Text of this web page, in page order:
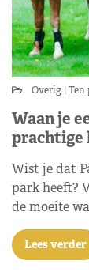
Overig Ten
Waan je
prachtige
Wist je dat
park heeft?
de moeite
Lees verder